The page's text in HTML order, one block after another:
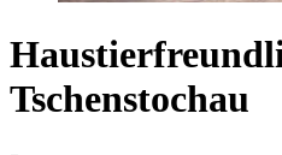
Tschenstochau